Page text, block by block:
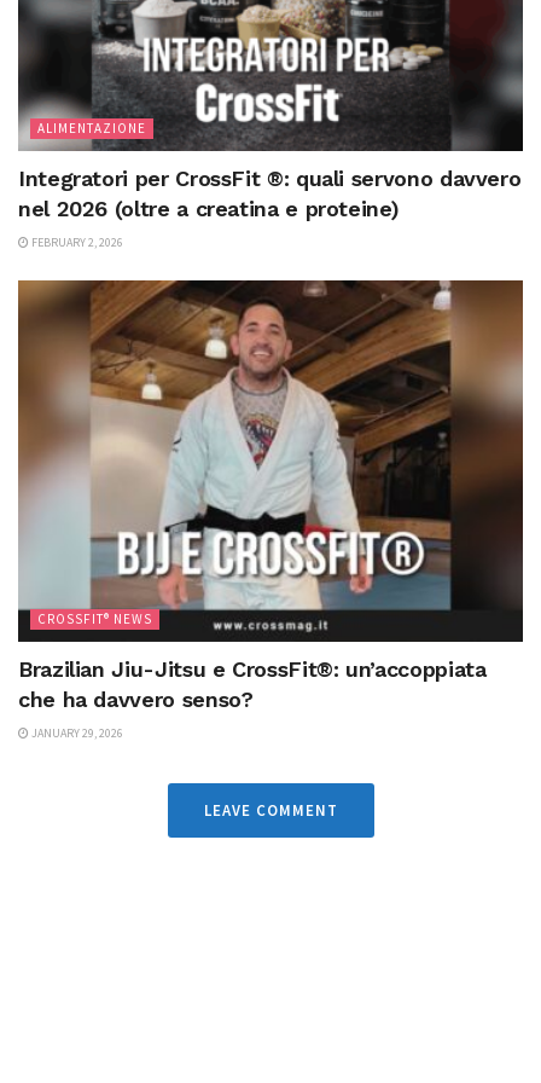
ALIMENTAZIONE
Integratori per CrossFit ®: quali servono davvero
nel 2026 (oltre a creatina e proteine)
FEBRUARY 2, 2026
CROSSFIT® NEWS
Brazilian Jiu-Jitsu e CrossFit®: un’accoppiata
che ha davvero senso?
JANUARY 29, 2026
LEAVE COMMENT